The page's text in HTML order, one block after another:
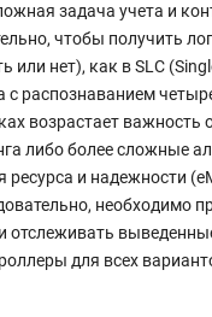
задача учета и
чтобы получить
или нет), как в SLC
распознаванием
возрастает
либо более сложные
и надежности
необходимо
отслеживать
для всех